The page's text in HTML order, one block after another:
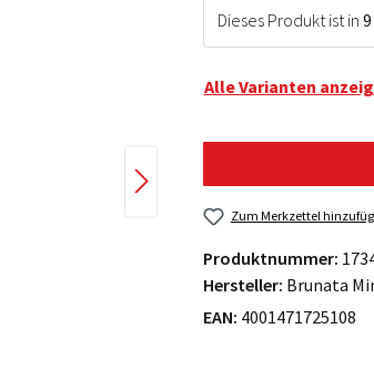
Dieses Produkt ist in 9
Alle Varianten
Zum Merkzettel
Produktnummer:
Hersteller: Brunata
EAN: 4001471725108